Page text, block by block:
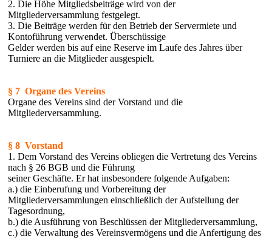
2. Die Höhe Mitgliedsbeiträge wird von der
Mitgliederversammlung festgelegt.
3. Die Beiträge werden für den Betrieb der Servermiete und
Kontoführung verwendet. Überschüssige
Gelder werden bis auf eine Reserve im Laufe des Jahres über
Turniere an die Mitglieder ausgespielt.
§ 7 Organe des Vereins
Organe des Vereins sind der Vorstand und die
Mitgliederversammlung.
§ 8 Vorstand
1. Dem Vorstand des Vereins obliegen die Vertretung des Vereins
nach § 26 BGB und die Führung
seiner Geschäfte. Er hat insbesondere folgende Aufgaben:
a.) die Einberufung und Vorbereitung der
Mitgliederversammlungen einschließlich der Aufstellung der
Tagesordnung,
b.) die Ausführung von Beschlüssen der Mitgliederversammlung,
c.) die Verwaltung des Vereinsvermögens und die Anfertigung des